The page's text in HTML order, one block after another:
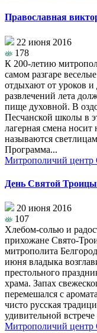
Православная
22 июня 2016
178
К 200-летию
самом разгаре
отдыхают от уроков
развлечений лета
пище духовной. В
Песчанской школы в
лагерная смена носит
называются
Программа...
Митрополичий центр
День Святой Троицы
20 июня 2016
107
Хлебом-солью и
прихожане Свято-
митрополита
июня владыка
престольного
храма. Запах
перемешался с
чисто русская
удивительной
Митрополичий центр